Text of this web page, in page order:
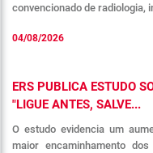
convencionado de radiologia,
04/08/2026
ERS PUBLICA ESTUDO
"LIGUE ANTES, SALVE...
O estudo evidencia um
maior encaminhamento